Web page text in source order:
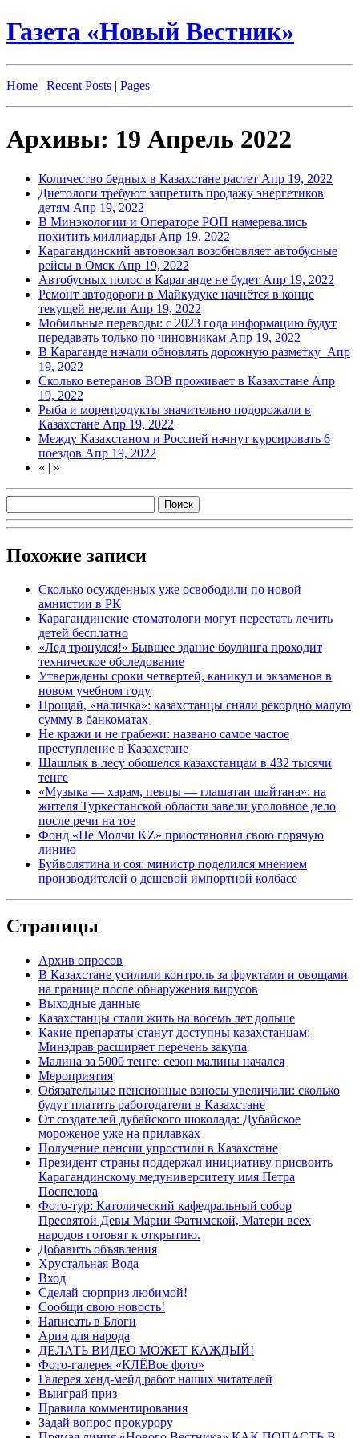
Газета «Новый Вестник»
Home | Recent Posts | Pages
Архивы: 19 Апрель 2022
Количество бедных в Казахстане растет Апр 19, 2022
Диетологи требуют запретить продажу энергетиков
детям Апр 19, 2022
В Минэкологии и Операторе РОП намеревались
похитить миллиарды Апр 19, 2022
Карагандинский автовокзал возобновляет автобусные
рейсы в Омск Апр 19, 2022
Автобусных полос в Караганде не будет Апр 19, 2022
Ремонт автодороги в Майкудуке начнётся в конце
текущей недели Апр 19, 2022
Мобильные переводы: c 2023 года информацию будут
передавать только по чиновникам Апр 19, 2022
В Караганде начали обновлять дорожную разметку Апр
19, 2022
Сколько ветеранов ВОВ проживает в Казахстане Апр
19, 2022
Рыба и морепродукты значительно подорожали в
Казахстане Апр 19, 2022
Между Казахстаном и Россией начнут курсировать 6
поездов Апр 19, 2022
« | »
Похожие записи
Сколько осужденных уже освободили по новой
амнистии в РК
Карагандинские стоматологи могут перестать лечить
детей бесплатно
«Лед тронулся!» Бывшее здание боулинга проходит
техническое обследование
Утверждены сроки четвертей, каникул и экзаменов в
новом учебном году
Прощай, «наличка»: казахстанцы сняли рекордно малую
сумму в банкоматах
Не кражи и не грабежи: названо самое частое
преступление в Казахстане
Шашлык в лесу обошелся казахстанцам в 432 тысячи
тенге
«Музыка — харам, певцы — глашатаи шайтана»: на
жителя Туркестанской области завели уголовное дело
после речи на тое
Фонд «Не Молчи KZ» приостановил свою горячую
линию
Буйволятина и соя: министр поделился мнением
производителей о дешевой импортной колбасе
Страницы
Архив опросов
В Казахстане усилили контроль за фруктами и овощами
на границе после обнаружения вирусов
Выходные данные
Казахстанцы стали жить на восемь лет дольше
Какие препараты станут доступны казахстанцам:
Минздрав расширяет перечень закупа
Малина за 5000 тенге: сезон малины начался
Мероприятия
Обязательные пенсионные взносы увеличили: сколько
будут платить работодатели в Казахстане
От создателей дубайского шоколада: Дубайское
мороженое уже на прилавках
Получение пенсии упростили в Казахстане
Президент страны поддержал инициативу присвоить
Карагандинскому медуниверситету имя Петра
Поспелова
Фото-тур: Католический кафедральный собор
Пресвятой Девы Марии Фатимской, Матери всех
народов готовят к открытию.
Добавить объявления
Хрустальная Вода
Вход
Сделай сюрприз любимой!
Сообщи свою новость!
Написать в Блоги
Ария для народа
ДЕЛАТЬ ВИДЕО МОЖЕТ КАЖДЫЙ!
Фото-галерея «КЛЁВое фото»
Галерея хенд-мейд работ наших читателей
Выиграй приз
Правила комментирования
Задай вопрос прокурору